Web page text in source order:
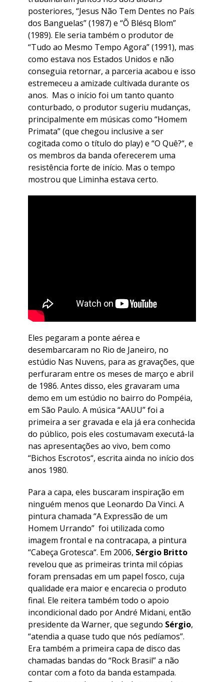
posteriores, “Jesus Não Tem Dentes no País
dos Banguelas” (1987) e “Õ Blésq Blom”
(1989). Ele seria também o produtor de
“Tudo ao Mesmo Tempo Agora” (1991), mas
como estava nos Estados Unidos e não
conseguia retornar, a parceria acabou e isso
estremeceu a amizade cultivada durante os
anos. Mas o início foi um tanto quanto
conturbado, o produtor sugeriu mudanças,
principalmente em músicas como “Homem
Primata” (que chegou inclusive a ser
cogitada como o título do play) e “O Quê?“, e
os membros da banda oferecerem uma
resistência forte de início. Mas o tempo
mostrou que Liminha estava certo.
Eles pegaram a ponte aérea e
desembarcaram no Rio de Janeiro, no
estúdio Nas Nuvens, para as gravações, que
perfuraram entre os meses de março e abril
de 1986. Antes disso, eles gravaram uma
demo em um estúdio no bairro do Pompéia,
em São Paulo. A música “AAUU” foi a
primeira a ser gravada e ela já era conhecida
do público, pois eles costumavam executá-la
nas apresentações ao vivo, bem como
“Bichos Escrotos“, escrita ainda no início dos
anos 1980.
Para a capa, eles buscaram inspiração em
ninguém menos que Leonardo Da Vinci. A
pintura chamada “A Expressão de um
Homem Urrando” foi utilizada como
imagem frontal e na contracapa, a pintura
“Cabeça Grotesca“. Em 2006, Sérgio Britto
revelou que as primeiras trinta mil cópias
foram prensadas em um papel fosco, cuja
qualidade era maior e encarecia o produto
final. Ele reitera também todo o apoio
incondicional dado por André Midani, então
presidente da Warner, que segundo Sérgio,
“atendia a quase tudo que nós pedíamos”.
Era também a primeira capa de disco das
chamadas bandas do “Rock Brasil” a não
contar com a foto da banda estampada.